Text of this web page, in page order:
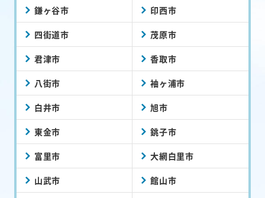
鎌ヶ谷市 印西市
四街道市 茂原市
君津市 香取市
八街市 袖ヶ浦市
白井市 旭市
東金市 銚子市
富里市 大網白里市
山武市 館山市